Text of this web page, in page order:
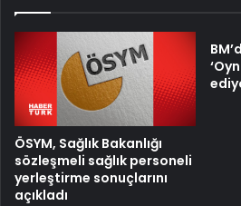
ÖSYM, Sağlık Bakanlığı
sözleşmeli sağlık personeli
yerleştirme sonuçlarını
açıkladı